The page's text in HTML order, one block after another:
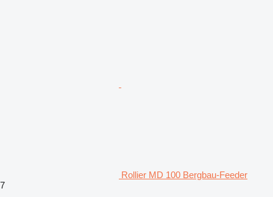
Rollier MD 100 Bergbau-Feeder
7